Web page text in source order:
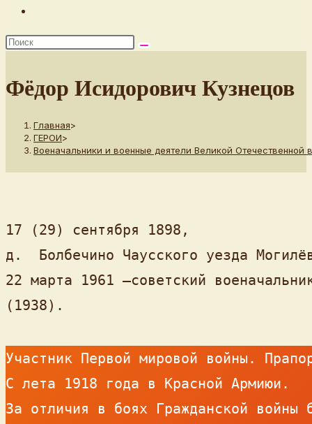
по
сайту
Фёдор Исидорович Кузнецов
Главная>
ГЕРОИ>
Военачальники и военные деятели Великой Отечественной
17 (29) сентября 1898,
д.  Болбечино Чаусского уезда
22 марта 1961 —советский
(1938).
Участник Первой мировой войны.
С лета 1918 года в Красной Армиюи.
За отличия в боях Гражданской войны